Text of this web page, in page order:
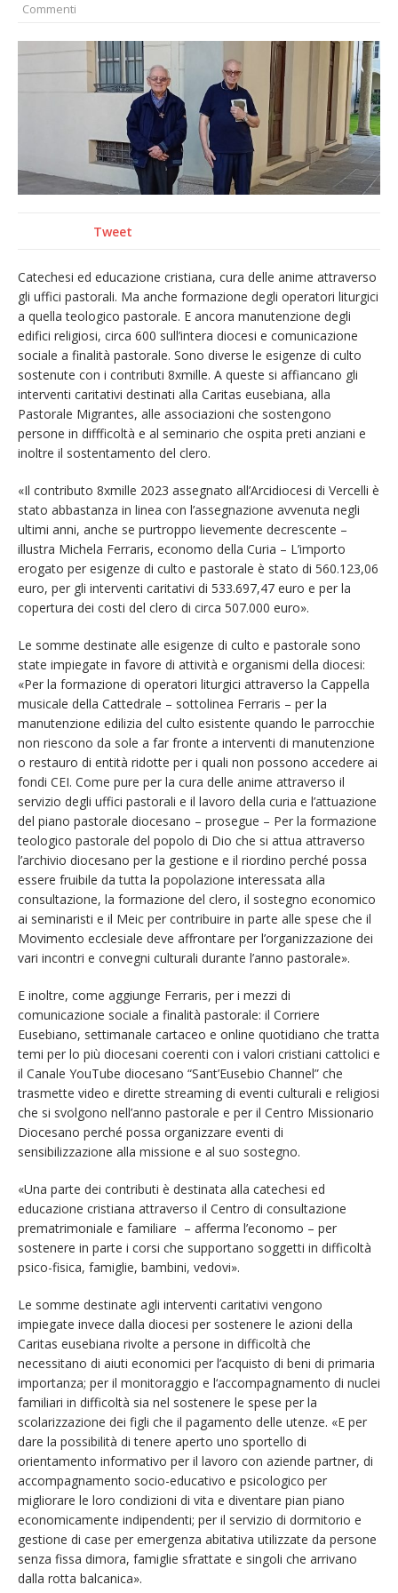
La Pro verso l’avvio della Stagione
La Regione stanzia oltre 38mila euro per il
carnevale di Santhià. La soddisfazione della
Pro Loco
Dieci anni fa l’ingresso a Vercelli
dell’arcivescovo mons. Marco Arnolfo
Commenti
Tweet
Catechesi ed educazione cristiana, cura delle anime attraverso
gli uffici pastorali. Ma anche formazione degli operatori liturgici
a quella teologico pastorale. E ancora manutenzione degli
edifici religiosi, circa 600 sull’intera diocesi e comunicazione
sociale a finalità pastorale. Sono diverse le esigenze di culto
sostenute con i contributi 8xmille. A queste si affiancano gli
interventi caritativi destinati alla Caritas eusebiana, alla
Pastorale Migrantes, alle associazioni che sostengono
persone in diffficoltà e al seminario che ospita preti anziani e
inoltre il sostentamento del clero.
«Il contributo 8xmille 2023 assegnato all’Arcidiocesi di Vercelli è
stato abbastanza in linea con l’assegnazione avvenuta negli
ultimi anni, anche se purtroppo lievemente decrescente –
illustra Michela Ferraris, economo della Curia – L’importo
erogato per esigenze di culto e pastorale è stato di 560.123,06
euro, per gli interventi caritativi di 533.697,47 euro e per la
copertura dei costi del clero di circa 507.000 euro».
Le somme destinate alle esigenze di culto e pastorale sono
state impiegate in favore di attività e organismi della diocesi:
«Per la formazione di operatori liturgici attraverso la Cappella
musicale della Cattedrale – sottolinea Ferraris – per la
manutenzione edilizia del culto esistente quando le parrocchie
non riescono da sole a far fronte a interventi di manutenzione
o restauro di entità ridotte per i quali non possono accedere ai
fondi CEI. Come pure per la cura delle anime attraverso il
servizio degli uffici pastorali e il lavoro della curia e l’attuazione
del piano pastorale diocesano – prosegue – Per la formazione
teologico pastorale del popolo di Dio che si attua attraverso
l’archivio diocesano per la gestione e il riordino perché possa
essere fruibile da tutta la popolazione interessata alla
consultazione, la formazione del clero, il sostegno economico
ai seminaristi e il Meic per contribuire in parte alle spese che il
Movimento ecclesiale deve affrontare per l’organizzazione dei
vari incontri e convegni culturali durante l’anno pastorale».
E inoltre, come aggiunge Ferraris, per i mezzi di
comunicazione sociale a finalità pastorale: il Corriere
Eusebiano, settimanale cartaceo e online quotidiano che tratta
temi per lo più diocesani coerenti con i valori cristiani cattolici e
il Canale YouTube diocesano “Sant’Eusebio Channel” che
trasmette video e dirette streaming di eventi culturali e religiosi
che si svolgono nell’anno pastorale e per il Centro Missionario
Diocesano perché possa organizzare eventi di
sensibilizzazione alla missione e al suo sostegno.
«Una parte dei contributi è destinata alla catechesi ed
educazione cristiana attraverso il Centro di consultazione
prematrimoniale e familiare – afferma l’economo – per
sostenere in parte i corsi che supportano soggetti in difficoltà
psico-fisica, famiglie, bambini, vedovi».
Le somme destinate agli interventi caritativi vengono
impiegate invece dalla diocesi per sostenere le azioni della
Caritas eusebiana rivolte a persone in difficoltà che
necessitano di aiuti economici per l’acquisto di beni di primaria
importanza; per il monitoraggio e l‘accompagnamento di nuclei
familiari in difficoltà sia nel sostenere le spese per la
scolarizzazione dei figli che il pagamento delle utenze. «E per
dare la possibilità di tenere aperto uno sportello di
orientamento informativo per il lavoro con aziende partner, di
accompagnamento socio-educativo e psicologico per
migliorare le loro condizioni di vita e diventare pian piano
economicamente indipendenti; per il servizio di dormitorio e
gestione di case per emergenza abitativa utilizzate da persone
senza fissa dimora, famiglie sfrattate e singoli che arrivano
dalla rotta balcanica».